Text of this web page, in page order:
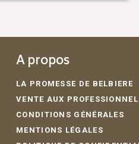
A propos
LA PROMESSE DE BELBIERE
VENTE AUX
CONDITIONS GÉNÉRALES
MENTIONS LÉGALES